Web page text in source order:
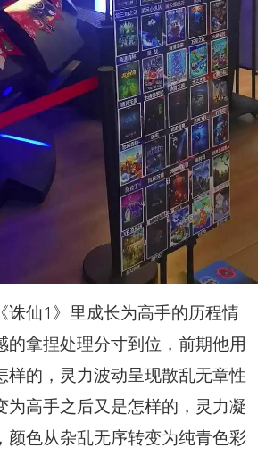
诛仙1》里成长为高手的历程情
的拿捏处理分寸到位，前期他用
样的，灵力波动呈现散乱无章性
为高手之后又是怎样的，灵力凝
颜色从杂乱无序转变为纯青色彩